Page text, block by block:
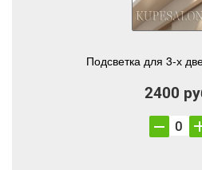
Подсветка для 3-х
2400